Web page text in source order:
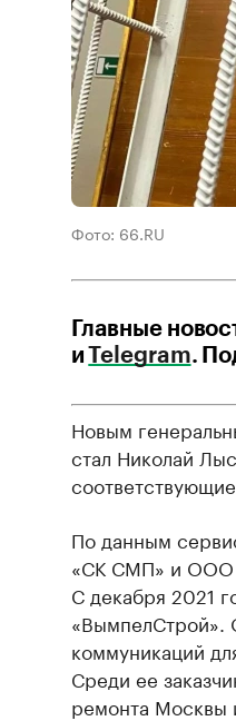
Фото: 66.RU
Главные
и
Telegram.
Новым
стал Николай
По данным
«СК СМП» и ООО
С декабря 2021
«ВымпелСтрой».
коммуникаций
Среди ее
ремонта Москвы